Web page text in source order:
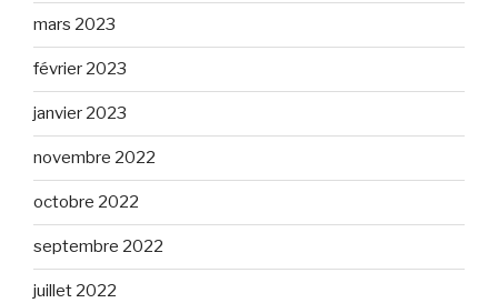
mars 2023
février 2023
janvier 2023
novembre 2022
octobre 2022
septembre 2022
juillet 2022